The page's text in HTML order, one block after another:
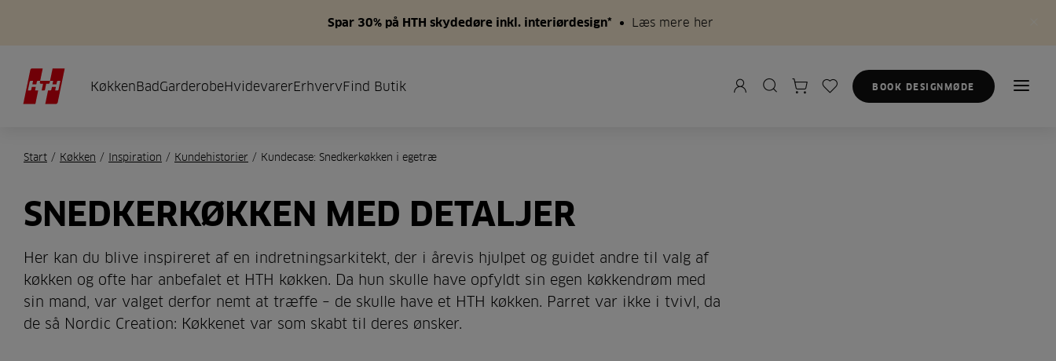
Spar 30% på HTH skydedøre inkl. interiørdesign* Læs mere her
KøkkenBadGarderobeHvidevarerErhvervFind Butik BOOK DESIGNMØDE
Start / Køkken / Inspiration / Kundehistorier / Kundecase: Snedkerkøkken i egetræ
SNEDKERKØKKEN MED DETALJER
Her kan du blive inspireret af en indretningsarkitekt, der i årevis hjulpet og guidet andre til valg af
køkken og ofte har anbefalet et HTH køkken. Da hun skulle have opfyldt sin egen køkkendrøm med
sin mand, var valget derfor nemt at træffe – de skulle have et HTH køkken. Parret var ikke i tvivl, da
de så Nordic Creation: Køkkenet var som skabt til deres ønsker.